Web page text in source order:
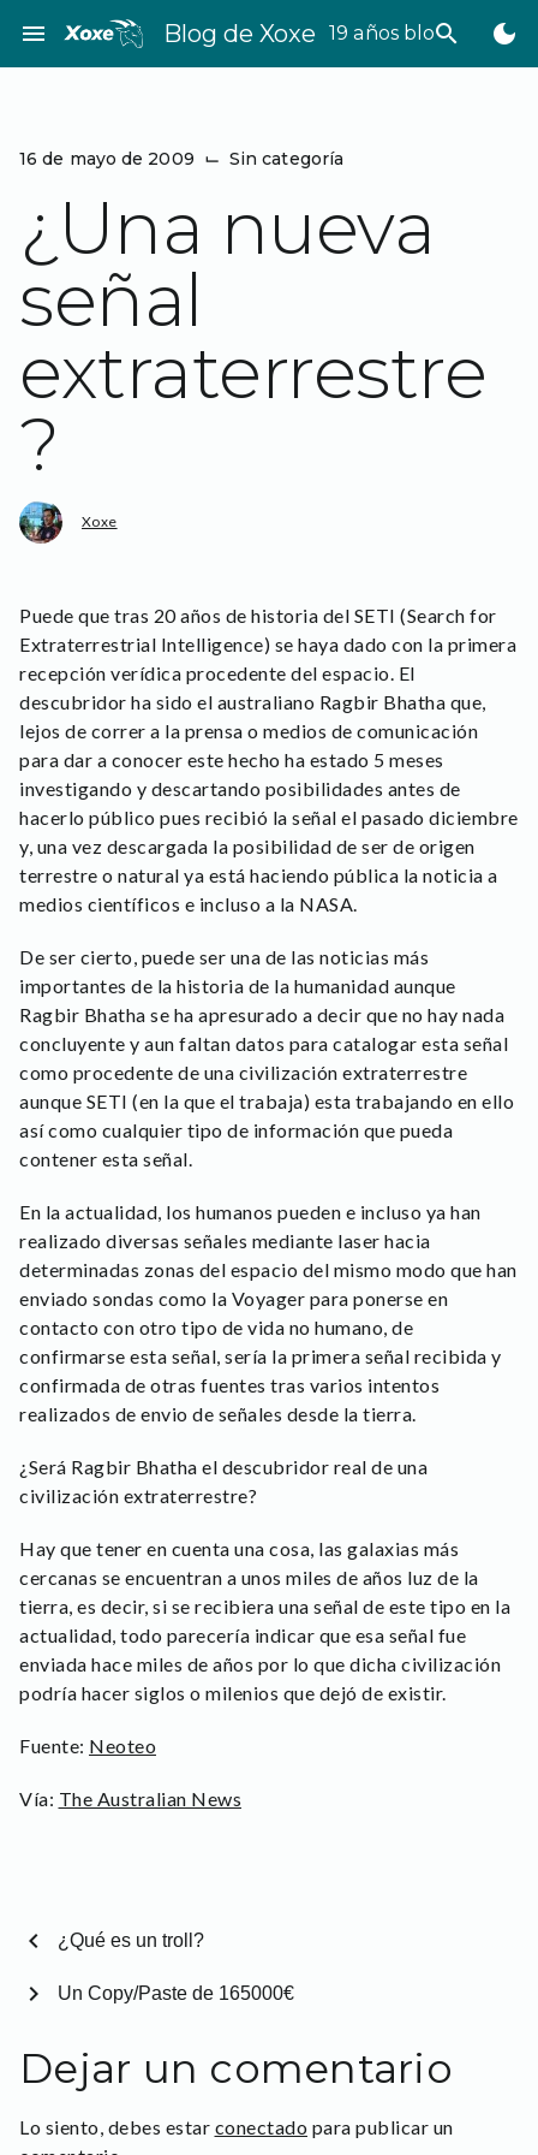
contenido
menu Blog de Xoxe 19 años bloggeando
search dark_mode
16 de mayo de 2009 ⌙ Sin categoría
¿Una nueva
señal
extraterrestre
?
Xoxe
Puede que tras 20 años de historia del SETI (Search for
Extraterrestrial Intelligence) se haya dado con la primera
recepción verídica procedente del espacio. El
descubridor ha sido el australiano Ragbir Bhatha que,
lejos de correr a la prensa o medios de comunicación
para dar a conocer este hecho ha estado 5 meses
investigando y descartando posibilidades antes de
hacerlo público pues recibió la señal el pasado diciembre
y, una vez descargada la posibilidad de ser de origen
terrestre o natural ya está haciendo pública la noticia a
medios científicos e incluso a la NASA.
De ser cierto, puede ser una de las noticias más
importantes de la historia de la humanidad aunque
Ragbir Bhatha se ha apresurado a decir que no hay nada
concluyente y aun faltan datos para catalogar esta señal
como procedente de una civilización extraterrestre
aunque SETI (en la que el trabaja) esta trabajando en ello
así como cualquier tipo de información que pueda
contener esta señal.
En la actualidad, los humanos pueden e incluso ya han
realizado diversas señales mediante laser hacia
determinadas zonas del espacio del mismo modo que han
enviado sondas como la Voyager para ponerse en
contacto con otro tipo de vida no humano, de
confirmarse esta señal, sería la primera señal recibida y
confirmada de otras fuentes tras varios intentos
realizados de envio de señales desde la tierra.
¿Será Ragbir Bhatha el descubridor real de una
civilización extraterrestre?
Hay que tener en cuenta una cosa, las galaxias más
cercanas se encuentran a unos miles de años luz de la
tierra, es decir, si se recibiera una señal de este tipo en la
actualidad, todo parecería indicar que esa señal fue
enviada hace miles de años por lo que dicha civilización
podría hacer siglos o milenios que dejó de existir.
Fuente: Neoteo
Vía: The Australian News
chevron_left ¿Qué es un troll?
Un Copy/Paste de 165000€
chevron_right
Dejar un comentario
Lo siento, debes estar conectado para publicar un